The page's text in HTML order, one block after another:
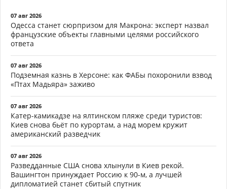
07 авг 2026
Одесса станет сюрпризом для Макрона: эксперт назвал
французские объекты главными целями российского
ответа
07 авг 2026
Подземная казнь в Херсоне: как ФАБы похоронили взвод
«Птах Мадьяра» заживо
07 авг 2026
Катер-камикадзе на ялтинском пляже среди туристов:
Киев снова бьёт по курортам, а над морем кружит
американский разведчик
07 авг 2026
Разведданные США снова хлынули в Киев рекой.
Вашингтон принуждает Россию к 90-м, а лучшей
дипломатией станет сбитый спутник